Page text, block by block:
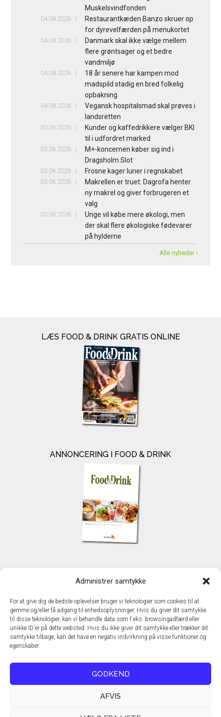
Administrer samtykke
For at give dig de bedste oplevelser bruger vi teknologier som cookies til at
gemme og/eller få adgang til enhedsoplysninger. Hvis du giver dit samtykke
til disse teknologier, kan vi behandle data som f.eks. browsingadfærd eller
unikke ID'er på dette websted. Hvis du ikke giver dit samtykke eller trækker dit
samtykke tilbage, kan det have en negativ indvirkning på visse funktioner og
egenskaber.
GODKEND
AFVIS
Muskelsvindfonden
04.08.2026
Restaurantkæden Banzo skruer op
for dyrevelfærden på menukortet
04.08.2026
Danmark skal ikke vælge mellem
flere grøntsager og et bedre
vandmiljø
04.08.2026
18 år senere har kampen mod
madspild stadig en bred folkelig
opbakning
04.08.2026
Vegansk hospitalsmad skal prøves i
landsretten
30.06.2026
Kunder og kaffedrikkere vælger BKI
til i udfordret marked
30.06.2026
M+-koncernen køber sig ind i
Dragsholm Slot
30.06.2026 Frosne kager luner i regnskabet
30.06.2026
Makrellen er truet: Dagrofa henter
ny makrel og giver forbrugeren et
valg
30.06.2026
Unge vil købe mere økologi, men
der skal flere økologiske fødevarer
på hylderne
Alle nyheder ›
LÆS FOOD & DRINK GRATIS ONLINE
ANNONCERING I FOOD & DRINK
TechMedia A/S
DK – 2600 Glostrup
www.techmedia.dk
Telefon: +45 43 24 26 28
E-mail:info@techmedia.dk